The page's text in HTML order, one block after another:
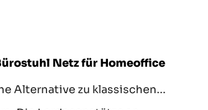
Netz für Homeoffice
Alternative zu klassischen...